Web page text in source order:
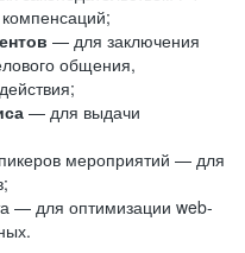
— для заключения
общения,
— для выдачи
мероприятий — для
— для оптимизации web-